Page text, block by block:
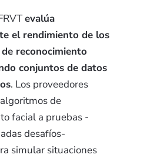
evalúa
el rendimiento de los
reconocimiento
conjuntos de datos
. Los proveedores
de
facial a pruebas -
desafíos-
simular situaciones